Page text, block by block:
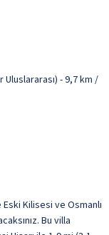
- 9,7 km /
Kilisesi ve Osmanlı
Bu villa